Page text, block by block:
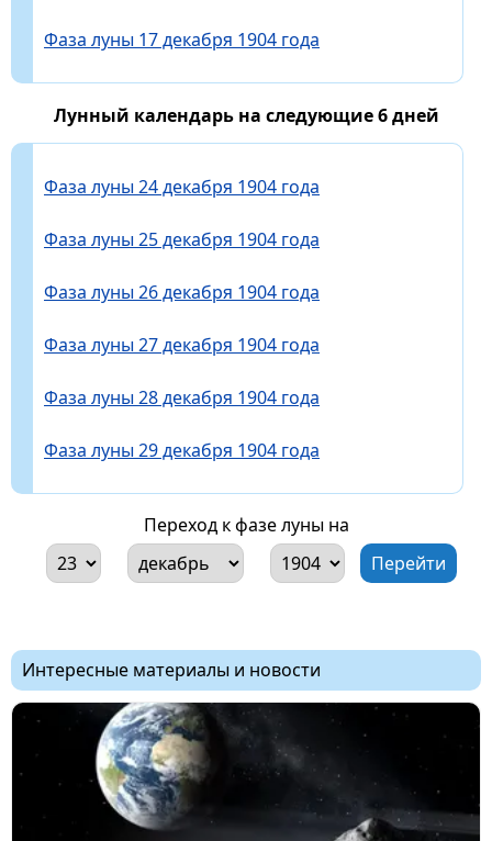
Фаза луны 17 декабря 1904 года
Лунный календарь на следующие 6 дней
Фаза луны 24 декабря 1904 года
Фаза луны 25 декабря 1904 года
Фаза луны 26 декабря 1904 года
Фаза луны 27 декабря 1904 года
Фаза луны 28 декабря 1904 года
Фаза луны 29 декабря 1904 года
Переход к фазе луны на
Интересные материалы и новости